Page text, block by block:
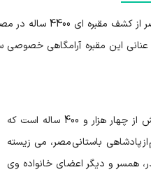
به نقل از خبرگزاری ایرنا و بر اساس گزارش خبرگزاری فرانسه، خالد عنانی، وزیر باستان
اساس گفته های خالد عنانی این مقبره آرامگاهی
این مقبره، رنگ آمیزی شده و حاوی پیکره متعلق به یک کاهن عالی رتبه با قدمت بیش از چهار هزار و 400 ساله است که
پادشاهی باستانی مصر، می زیسته
همسر و دیگر اعضای خانواده وی